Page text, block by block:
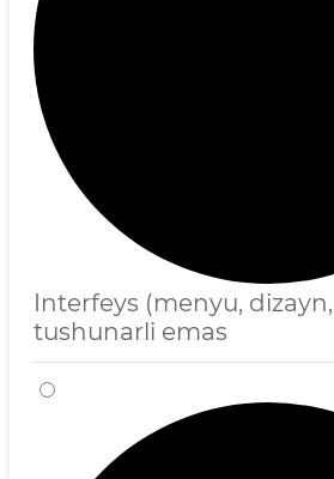
Interfeys (menyu,
tushunarli emas